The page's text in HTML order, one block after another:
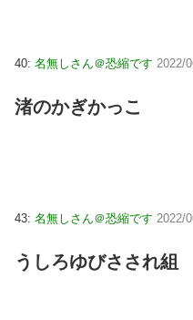
40: 名無しさん＠恐縮です 2022/
渚のかぎかっこ
43: 名無しさん＠恐縮です 2022/
うしろゆびさされ組